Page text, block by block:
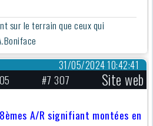
sur le terrain que ceux qui
31/05/2024 10:42:41
#7 307 Site web
A/R signifiant montées en